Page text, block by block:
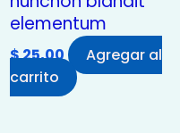
elementum
$25,00
Agregar al
carrito